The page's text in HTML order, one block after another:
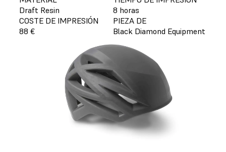
Draft Resin
8 horas
COSTE DE IMPRESIÓN
88 €
PIEZA DE
Black Diamond Equipment